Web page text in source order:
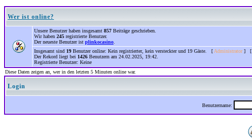
Wer ist online?
Unsere Benutzer haben insgesamt 857 Beiträge geschrieben.
Wir haben 245 registrierte Benutzer.
Der neueste Benutzer ist plinkocasino
Insgesamt sind 19 Benutzer online: Kein registrierter, kein versteckter und 19 Gäste. [ Administrator] [
Der Rekord liegt bei 1426 Benutzern am 24.02.2025, 19:42.
Registrierte Benutzer: Keine
Diese Daten zeigen an, wer in den letzten 5 Minuten online war.
Login
Benutzername: